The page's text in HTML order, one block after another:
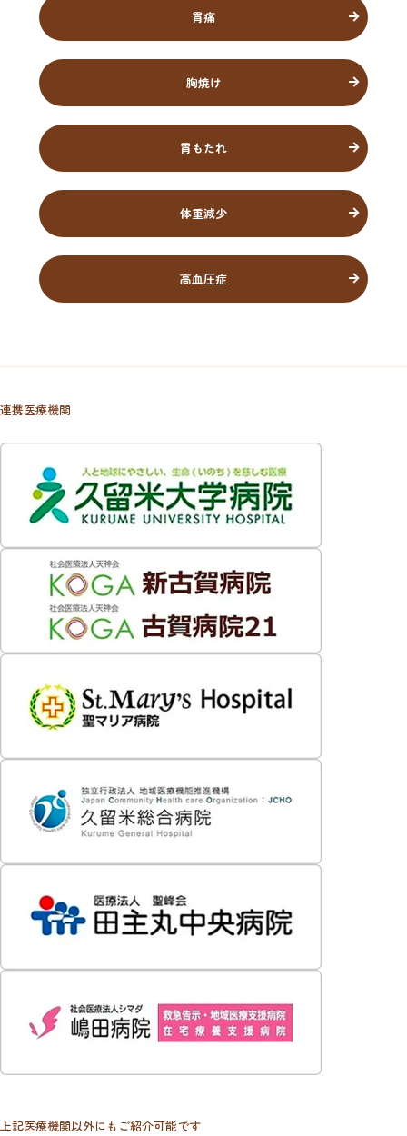
胃痛
胸焼け
胃もたれ
体重減少
高血圧症
連携医療機関
上記医療機関以外にもご紹介可能です